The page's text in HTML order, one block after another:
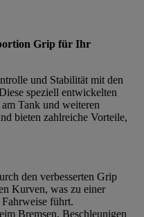
Grip für Ihr
und Stabilität mit den
speziell entwickelten
Tank und weiteren
bieten zahlreiche Vorteile,
den verbesserten Grip
Kurven, was zu einer
führt.
Bremsen, Beschleunigen